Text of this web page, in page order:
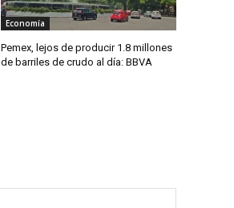
Economía
Pemex, lejos de producir 1.8 millones
de barriles de crudo al día: BBVA